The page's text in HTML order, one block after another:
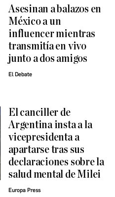
Asesinan a balazos en
México a un
influencer mientras
transmitía en vivo
junto a dos amigos
El Debate
El canciller de
Argentina insta a la
vicepresidenta a
apartarse tras sus
declaraciones sobre la
salud mental de Milei
Europa Press